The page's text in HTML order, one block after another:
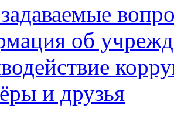
об
и друзья